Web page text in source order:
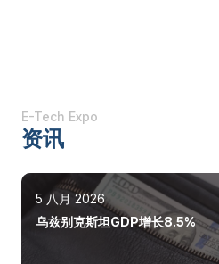
E-Tech Expo
资讯
5 八月 2026
乌兹别克斯坦GDP增长8.5%